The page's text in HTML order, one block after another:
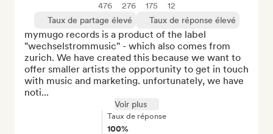
476 276 175
12
Taux de partage élevé
Taux de réponse élevé
mymugo records is a product of the label
"wechselstrommusic" - which also comes from
zurich. We have created this because we want to
offer smaller artists the opportunity to get in touch
with music and marketing. unfortunately, we have
noti...
Voir plus
Taux de réponse
100%